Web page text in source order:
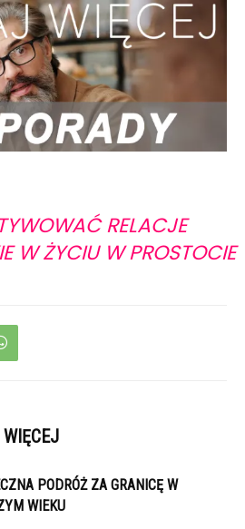
RELACJE
W ŻYCIU W PROSTOCIE
WIĘCEJ
PODRÓŻ ZA GRANICĘ W
WIEKU